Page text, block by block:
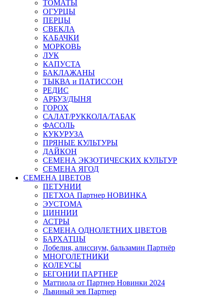
ТОМАТЫ
ОГУРЦЫ
ПЕРЦЫ
СВЕКЛА
КАБАЧКИ
МОРКОВЬ
ЛУК
КАПУСТА
БАКЛАЖАНЫ
ТЫКВА и ПАТИССОН
РЕДИС
АРБУЗ/ДЫНЯ
ГОРОХ
САЛАТ/РУККОЛА/ТАБАК
ФАСОЛЬ
КУКУРУЗА
ПРЯНЫЕ КУЛЬТУРЫ
ДАЙКОН
СЕМЕНА ЭКЗОТИЧЕСКИХ КУЛЬТУР
СЕМЕНА ЯГОД
СЕМЕНА ЦВЕТОВ
ПЕТУНИИ
ПЕТХОА Партнер НОВИНКА
ЭУСТОМА
ЦИННИИ
АСТРЫ
СЕМЕНА ОДНОЛЕТНИХ ЦВЕТОВ
БАРХАТЦЫ
Лобелия, алиссиум, бальзамин Партнёр
МНОГОЛЕТНИКИ
КОЛЕУСЫ
БЕГОНИИ ПАРТНЕР
Маттиола от Партнер Новинки 2024
Львиный зев Партнер